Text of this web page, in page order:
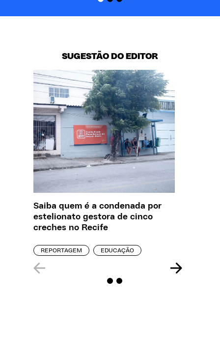
SUGESTÃO DO EDITOR
Saiba quem é a condenada por
estelionato gestora de cinco
creches no Recife
REPORTAGEM EDUCAÇÃO